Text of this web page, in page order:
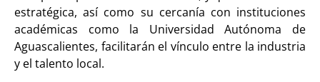
estratégica, así como su cercanía con instituciones
académicas como la Universidad Autónoma de
Aguascalientes, facilitarán el vínculo entre la industria
y el talento local.